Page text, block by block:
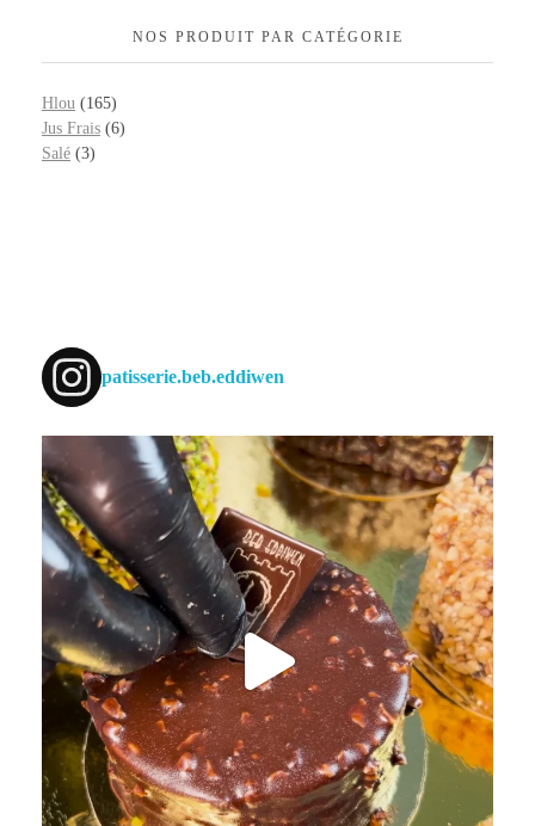
NOS PRODUIT PAR CATÉGORIE
Hlou (165)
Jus Frais (6)
Salé (3)
patisserie.beb.eddiwen